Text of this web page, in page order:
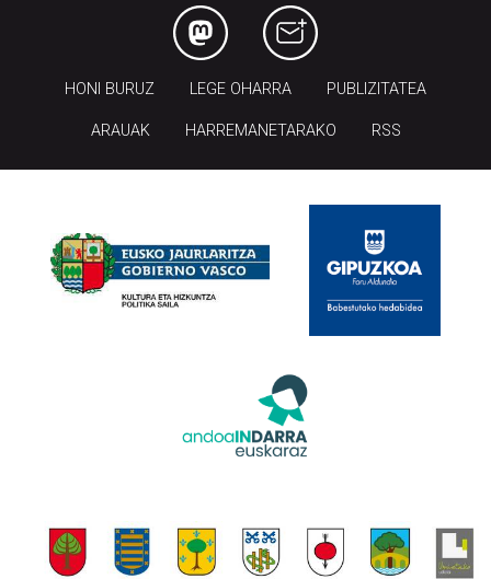
HONI BURUZ LEGE OHARRA PUBLIZITATEA
ARAUAK HARREMANETARAKO RSS